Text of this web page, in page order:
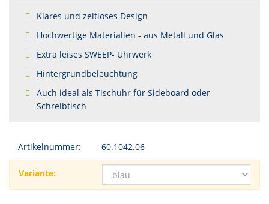
Klares und zeitloses Design
Hochwertige Materialien - aus Metall und Glas
Extra leises SWEEP- Uhrwerk
Hintergrundbeleuchtung
Auch ideal als Tischuhr für Sideboard oder
Schreibtisch
Artikelnummer: 60.1042.06
Variante: